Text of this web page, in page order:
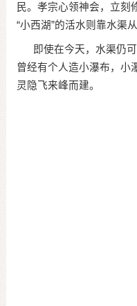
民。孝宗心领神会，立刻
“小西湖”的活水则靠水渠
即使在今天，水渠仍可
曾经有个人造小瀑布，小
灵隐飞来峰而建。